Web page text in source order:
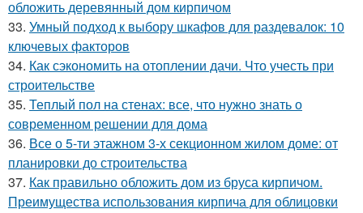
обложить деревянный дом кирпичом
33. Умный подход к выбору шкафов для раздевалок: 10
ключевых факторов
34. Как сэкономить на отоплении дачи. Что учесть при
строительстве
35. Теплый пол на стенах: все, что нужно знать о
современном решении для дома
36. Все о 5-ти этажном 3-х секционном жилом доме: от
планировки до строительства
37. Как правильно обложить дом из бруса кирпичом.
Преимущества использования кирпича для облицовки